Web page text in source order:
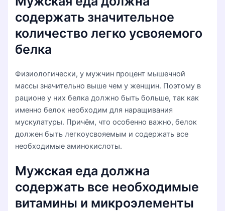
содержать значительное
количество легко усвояемого
белка
Физиологически, у мужчин процент мышечной
массы значительно выше чем у женщин. Поэтому в
рационе у них белка должно быть больше, так как
именно белок необходим для наращивания
мускулатуры. Причём, что особенно важно, белок
должен быть легкоусвояемым и содержать все
необходимые аминокислоты.
Мужская еда должна
содержать все необходимые
витамины и микроэлементы